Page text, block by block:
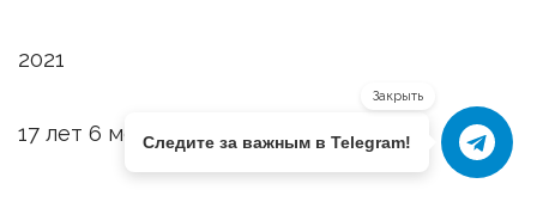
2021
17 лет 6 месяцев
Закрыть
Следите за важным в Telegram!